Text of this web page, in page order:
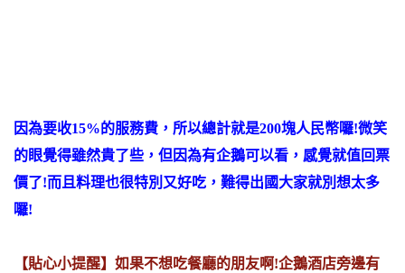
因為要收15%的服務費，所以總計就是200塊人民幣囉!微笑
的眼覺得雖然貴了些，但因為有企鵝可以看，感覺就值回票
價了!而且料理也很特別又好吃，難得出國大家就別想太多
囉!
【貼心小提醒】如果不想吃餐廳的朋友啊!企鵝酒店旁邊有